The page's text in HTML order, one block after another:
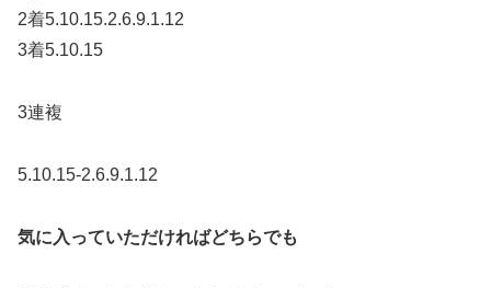
2着5.10.15.2.6.9.1.12
3着5.10.15
3連複
5.10.15-2.6.9.1.12
気に入っていただければどちらでも